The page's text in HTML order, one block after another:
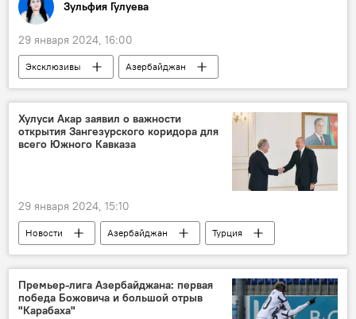
Зульфия Гулуева
29 января 2024, 16:00
Эксклюзивы
Азербайджан
эпидемия
Инфекция
смертельная болезнь
Коронавирус
Азербайджанский медицинский университет
Хулуси Акар заявил о важности
открытия Зангезурского коридора для
всего Южного Кавказа
29 января 2024, 15:10
Новости Азербайджан
Турция
Визит
Делегация
Хулуси Акар
Ильхам Алиев
Зангезурский коридор
Южный Кавказ
Премьер-лига Азербайджана: первая
победа Божовича и большой отрыв
"Карабаха"